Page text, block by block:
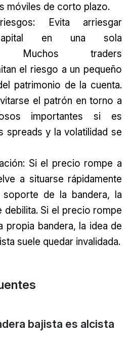
móviles de corto plazo.
Evita arriesgar
en una sola
Muchos traders
el riesgo a un pequeño
patrimonio de la cuenta.
el patrón en torno a
importantes si es
spreads y la volatilidad se
Si el precio rompe a
a situarse rápidamente
de la bandera, la
debilita. Si el precio rompe
propia bandera, la idea de
suele quedar invalidada.
bajista es alcista